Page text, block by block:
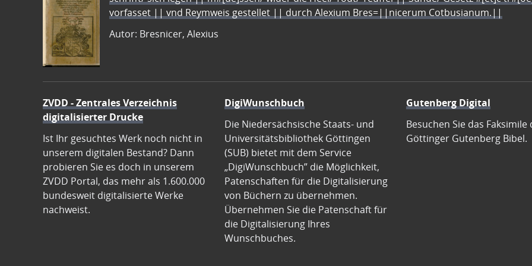
vorfasset || vnd Reymweis gestellet || durch Alexium Bres=||nicerum Cotbusianum.||
Autor: Bresnicer, Alexius
ZVDD - Zentrales Verzeichnis
digitalisierter Drucke
Ist Ihr gesuchtes Werk noch nicht in
unserem digitalen Bestand? Dann
probieren Sie es doch in unserem
ZVDD Portal, das mehr als 1.600.000
bundesweit digitalisierte Werke
nachweist.
DigiWunschbuch
Die Niedersächsische Staats- und
Universitätsbibliothek Göttingen
(SUB) bietet mit dem Service
„DigiWunschbuch” die Möglichkeit,
Patenschaften für die Digitalisierung
von Büchern zu übernehmen.
Übernehmen Sie die Patenschaft für
die Digitalisierung Ihres
Wunschbuches.
Gutenberg Digital
Besuchen Sie das Faksimile
Göttinger Gutenberg Bibel.